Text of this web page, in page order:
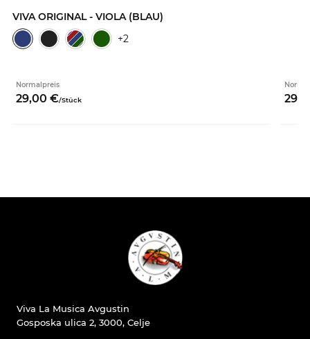
VIVA ORIGINAL - VIOLA (BLAU)
+2
Normalpreis
29,00 €/Stück 29,
Viva La Musica Avgustin
Gosposka ulica 2, 3000, Celje